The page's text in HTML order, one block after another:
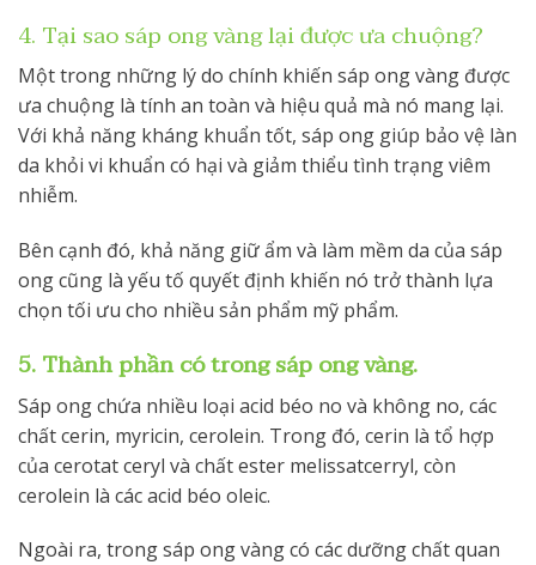
4. Tại sao sáp ong vàng lại được ưa chuộng?
Một trong những lý do chính khiến sáp ong vàng được
ưa chuộng là tính an toàn và hiệu quả mà nó mang lại.
Với khả năng kháng khuẩn tốt, sáp ong giúp bảo vệ làn
da khỏi vi khuẩn có hại và giảm thiểu tình trạng viêm
nhiễm.
Bên cạnh đó, khả năng giữ ẩm và làm mềm da của sáp
ong cũng là yếu tố quyết định khiến nó trở thành lựa
chọn tối ưu cho nhiều sản phẩm mỹ phẩm.
5. Thành phần có trong sáp ong vàng.
Sáp ong chứa nhiều loại acid béo no và không no, các
chất cerin, myricin, cerolein. Trong đó, cerin là tổ hợp
của cerotat ceryl và chất ester melissatcerryl, còn
cerolein là các acid béo oleic.
Ngoài ra, trong sáp ong vàng có các dưỡng chất quan